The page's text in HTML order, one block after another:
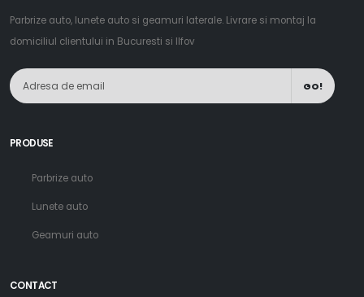
Parbrize auto, lunete auto si geamuri laterale. Livrare si montaj la
domiciliul clientului in Bucuresti si Ilfov
GO!
PRODUSE
Parbrize auto
Lunete auto
Geamuri auto
CONTACT